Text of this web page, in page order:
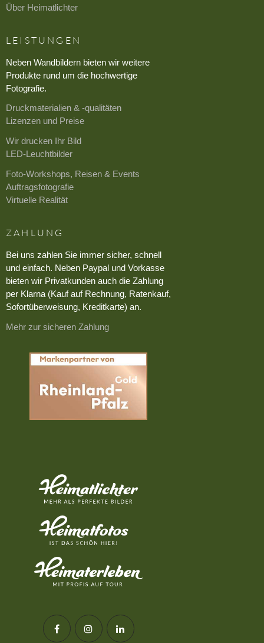
Über Heimatlichter
LEISTUNGEN
Neben Wandbildern bieten wir weitere
Produkte rund um die hochwertige
Fotografie.
Druckmaterialien & -qualitäten
Lizenzen und Preise
Wir drucken Ihr Bild
LED-Leuchtbilder
Foto-Workshops, Reisen & Events
Auftragsfotografie
Virtuelle Realität
ZAHLUNG
Bei uns zahlen Sie immer sicher, schnell
und einfach. Neben Paypal und Vorkasse
bieten wir Privatkunden auch die Zahlung
per Klarna (Kauf auf Rechnung, Ratenkauf,
Sofortüberweisung, Kreditkarte) an.
Mehr zur sicheren Zahlung